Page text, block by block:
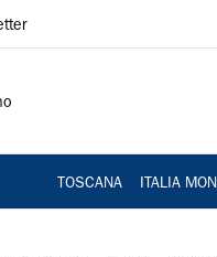
TOSCANA ITALIA